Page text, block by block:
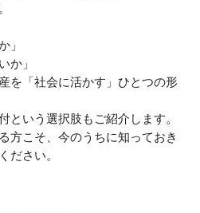
」
か」
を「社会に活かす」ひとつの形
という選択肢もご紹介します。
方こそ、今のうちに知っておき
ださい。